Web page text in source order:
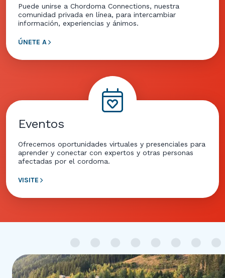
Puede unirse a Chordoma Connections, nuestra
comunidad privada en línea, para intercambiar
información, experiencias y ánimos.
ÚNETE A
Eventos
Ofrecemos oportunidades virtuales y presenciales para
aprender y conectar con expertos y otras personas
afectadas por el cordoma.
VISITE